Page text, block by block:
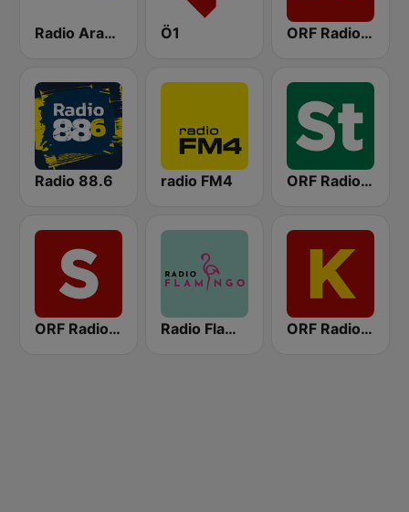
Radio Arabella Ö1 ORF Radio Oberösterreich
Radio 88.6 radio FM4 ORF Radio Steiermark
ORF Radio Salzburg Radio Flamingo ORF Radio Kärnten